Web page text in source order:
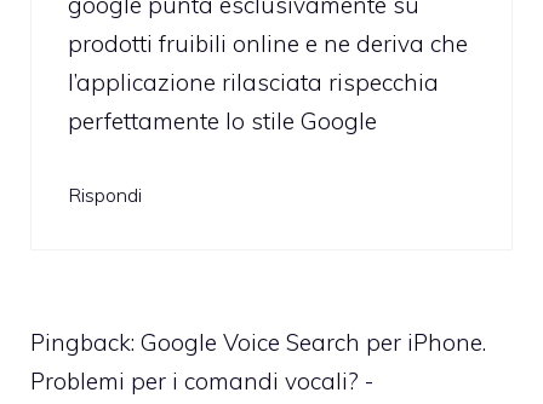
prodotti fruibili online e ne deriva che
l’applicazione rilasciata rispecchia
perfettamente lo stile Google
Rispondi
Pingback: Google Voice Search per iPhone.
Problemi per i comandi vocali? -